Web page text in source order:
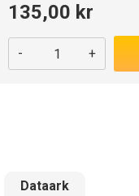
135,00 kr
- +
Dataark